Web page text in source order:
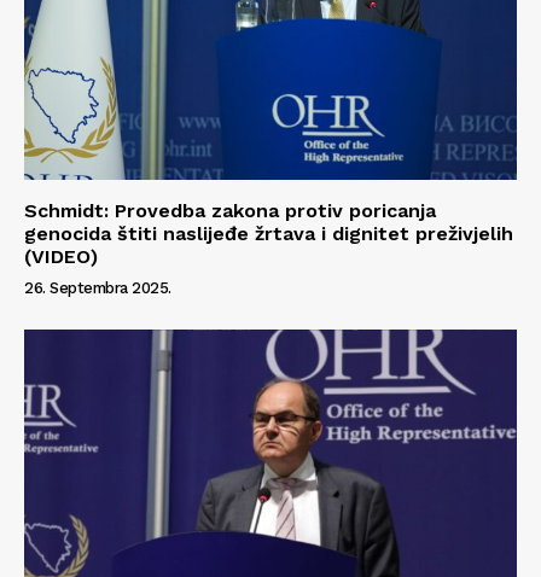
Schmidt: Provedba zakona protiv poricanja
genocida štiti naslijeđe žrtava i dignitet preživjelih
(VIDEO)
26. Septembra 2025.